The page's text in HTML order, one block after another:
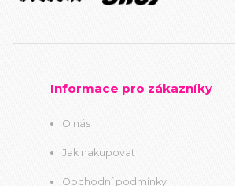
Informace pro zákazníky
O nás
Jak nakupovat
Obchodní podmínky